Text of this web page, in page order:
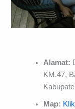
Alamat:
KM.47,
Map: